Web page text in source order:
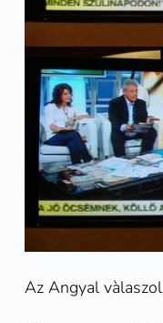
Az Angyal vàlaszol